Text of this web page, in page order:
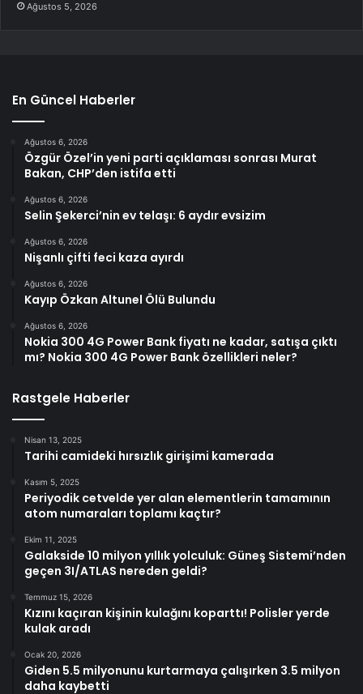
Ağustos 5, 2026
En Güncel Haberler
Ağustos 6, 2026
Özgür Özel’in yeni parti açıklaması sonrası Murat
Bakan, CHP’den istifa etti
Ağustos 6, 2026
Selin Şekerci’nin ev telaşı: 6 aydır evsizim
Ağustos 6, 2026
Nişanlı çifti feci kaza ayırdı
Ağustos 6, 2026
Kayıp Özkan Altunel Ölü Bulundu
Ağustos 6, 2026
Nokia 300 4G Power Bank fiyatı ne kadar, satışa çıktı
mı? Nokia 300 4G Power Bank özellikleri neler?
Rastgele Haberler
Nisan 13, 2025
Tarihi camideki hırsızlık girişimi kamerada
Kasım 5, 2025
Periyodik cetvelde yer alan elementlerin tamamının
atom numaraları toplamı kaçtır?
Ekim 11, 2025
Galakside 10 milyon yıllık yolculuk: Güneş Sistemi’nden
geçen 3I/ATLAS nereden geldi?
Temmuz 15, 2026
Kızını kaçıran kişinin kulağını koparttı! Polisler yerde
kulak aradı
Ocak 20, 2026
Giden 5.5 milyonunu kurtarmaya çalışırken 3.5 milyon
daha kaybetti